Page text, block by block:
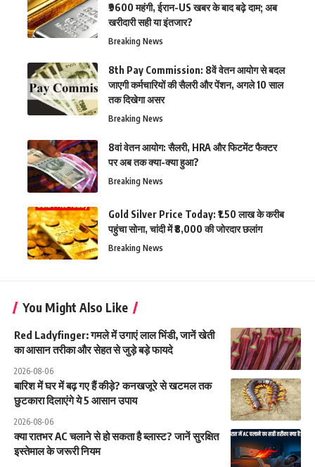
₹9600 महंगी, ईरान-US खबर के बाद बढ़े दाम; अब
खरीदारी सही या इंतजार?
Breaking News
8th Pay Commission: 8वें वेतन आयोग से बदल
जाएगी कर्मचारियों की सैलरी और पेंशन, अगले 10 साल
तक दिखेगा असर
Breaking News
8वां वेतन आयोग: सैलरी, HRA और फिटमेंट फैक्टर
पर अब तक क्या-क्या हुआ?
Breaking News
Gold Silver Price Today: ₹1.50 लाख के करीब
पहुंचा सोना, चांदी में ₹8,000 की जोरदार छलांग
Breaking News
You Might Also Like
Red Ladyfinger: गमले में उगाएं लाल भिंडी, जानें खेती
का आसान तरीका और सेहत से जुड़े बड़े फायदे
2026-08-06
बारिश में घर में बढ़ गए हैं कीड़े? कनखजूरे से खटमल तक
छुटकारा दिलाएंगे ये 5 आसान उपाय
2026-08-06
क्या रातभर AC चलाने से हो सकता है ब्लास्ट? जानें सुरक्षित
इस्तेमाल के जरूरी नियम